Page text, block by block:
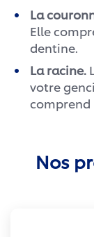
La
Elle
dentine.
La racine.
votre
comprend
Nos